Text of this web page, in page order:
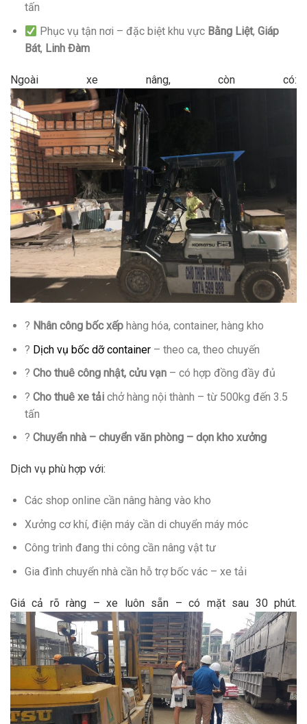
tấn
Phục vụ tận nơi – đặc biệt khu vực Bằng Liệt,Giáp
Bát, Linh Đàm
Ngoài xe nâng, còn có:
? Nhân công bốc xếphàng hóa, container, hàng kho
? Dịch vụ bốc dỡ container– theo ca, theo chuyến
? Cho thuê công nhật, cửu vạn– có hợp đồng đầy đủ
? Cho thuê xe tảichở hàng nội thành – từ 500kg đến 3.5
tấn
? Chuyển nhà – chuyển văn phòng – dọn kho xưởng
Dịch vụ phù hợp với:
Các shop online cần nâng hàng vào kho
Xưởng cơ khí, điện máy cần di chuyển máy móc
Công trình đang thi công cần nâng vật tư
Gia đình chuyển nhà cần hỗ trợ bốc vác – xe tải
Giá cả rõ ràng – xe luôn sẵn – có mặt sau 30 phút.